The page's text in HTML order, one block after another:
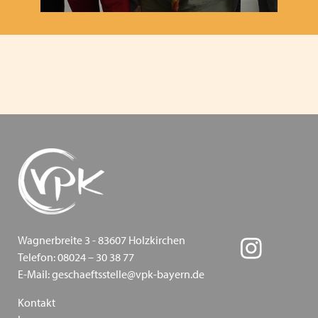
Barbetrag für Kinder und Jugendliche im Rahmen
Wertach in Schwaben
Kindergrundsicherung: Jedes Kind und jeder junge
Mensch sind gleich viel wert! Aufruf der
Mitgliederversammlung 2023 des VPK Bayern e.V. in
Augsburg
Wagnerbreite 3 - 83607 Holzkirchen
Telefon: 08024 – 30 38 77
E-Mail: geschaeftsstelle@vpk-bayern.de
Kontakt